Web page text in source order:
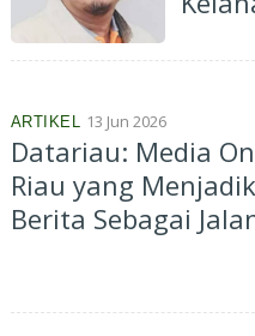
ARTIKEL 13 Jun 2026
Datariau: Media
Riau yang
Berita Sebagai